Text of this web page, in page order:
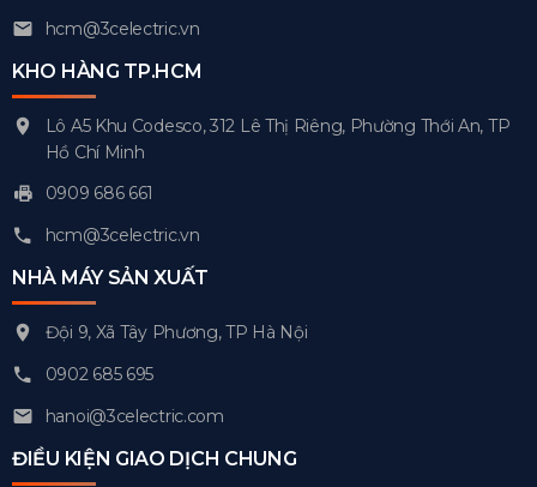
hcm@3celectric.vn
KHO HÀNG TP.HCM
Lô A5 Khu Codesco, 312 Lê Thị Riêng, Phường Thới An, TP
Hồ Chí Minh
0909 686 661
hcm@3celectric.vn
NHÀ MÁY SẢN XUẤT
Đội 9, Xã Tây Phương, TP Hà Nội
0902 685 695
hanoi@3celectric.com
ĐIỀU KIỆN GIAO DỊCH CHUNG